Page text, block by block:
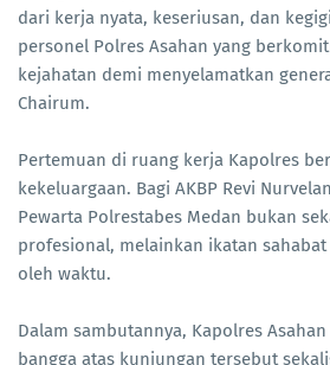
dari kerja nyata, keseriusan, dan
personel Polres Asahan yang
kejahatan demi menyelamatkan
Chairum.
Pertemuan di ruang kerja Kapolres
kekeluargaan. Bagi AKBP Revi
Pewarta Polrestabes Medan bukan
profesional, melainkan ikatan
oleh waktu.
Dalam sambutannya, Kapolres
bangga atas kunjungan tersebut